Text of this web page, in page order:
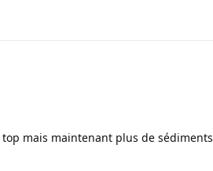
mais maintenant plus de